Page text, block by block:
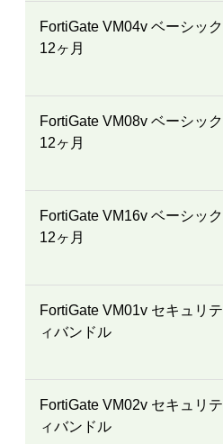
FortiGate VM04v ベーシック
12ヶ月
FortiGate VM08v ベーシック
12ヶ月
FortiGate VM16v ベーシック
12ヶ月
FortiGate VM01v セキュリテ
ィバンドル
FortiGate VM02v セキュリテ
ィバンドル